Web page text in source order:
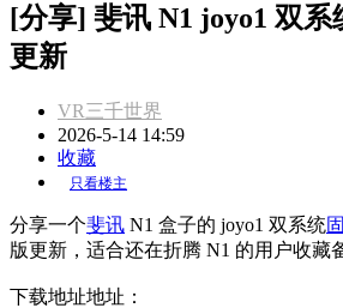
[分享] 斐讯 N1 joyo1 双系
更新
VR三千世界
2026-5-14 14:59
收藏
只看楼主
分享一个斐讯 N1 盒子的 joyo1 双系统
版更新，适合还在折腾 N1 的用户收藏
下载地址地址：